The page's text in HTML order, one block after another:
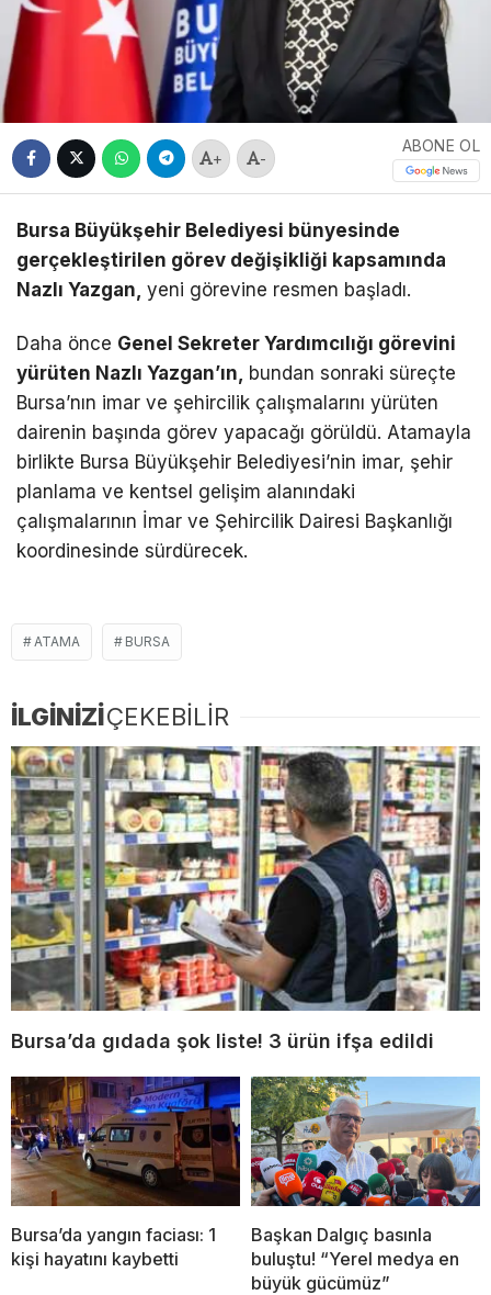
+ -
ABONE OL
Bursa Büyükşehir Belediyesi bünyesinde
gerçekleştirilen görev değişikliği kapsamında
Nazlı Yazgan, yeni görevine resmen başladı.
Daha önce Genel Sekreter Yardımcılığı görevini
yürüten Nazlı Yazgan’ın, bundan sonraki süreçte
Bursa’nın imar ve şehircilik çalışmalarını yürüten
dairenin başında görev yapacağı görüldü. Atamayla
birlikte Bursa Büyükşehir Belediyesi’nin imar, şehir
planlama ve kentsel gelişim alanındaki
çalışmalarının İmar ve Şehircilik Dairesi Başkanlığı
koordinesinde sürdürecek.
ATAMA BURSA
İLGİNİZİÇEKEBİLİR
Bursa’da gıdada şok liste! 3 ürün ifşa edildi
Bursa’da yangın faciası: 1
kişi hayatını kaybetti
Başkan Dalgıç basınla
buluştu! “Yerel medya en
büyük gücümüz”